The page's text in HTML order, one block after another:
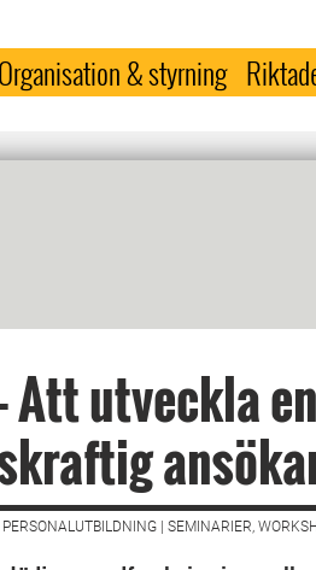
Organisation & styrning
Att utveckla en
| SEMINARIER,